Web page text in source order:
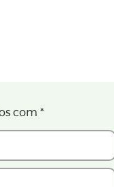
com *